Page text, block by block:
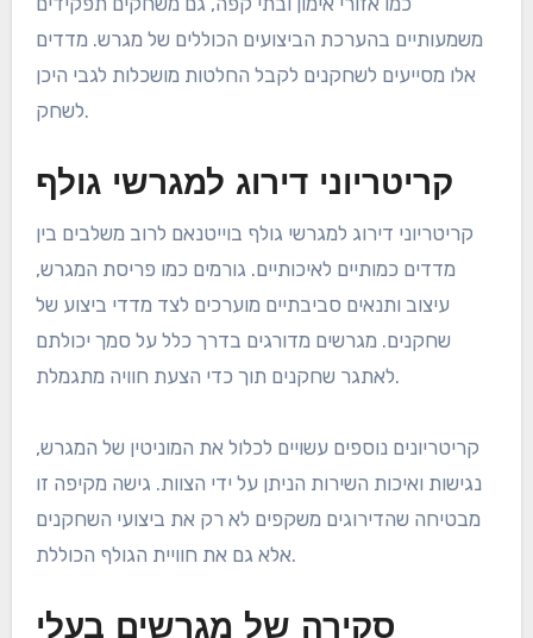
משמעותיים בהערכת הביצועים הכוללים של מגרש. מדדים
אלו מסייעים לשחקנים לקבל החלטות מושכלות לגבי היכן
לשחק.
קריטריוני דירוג למגרשי גולף
קריטריוני דירוג למגרשי גולף בוייטנאם לרוב משלבים בין
מדדים כמותיים לאיכותיים. גורמים כמו פריסת המגרש,
עיצוב ותנאים סביבתיים מוערכים לצד מדדי ביצוע של
שחקנים. מגרשים מדורגים בדרך כלל על סמך יכולתם
לאתגר שחקנים תוך כדי הצעת חוויה מתגמלת.
קריטריונים נוספים עשויים לכלול את המוניטין של המגרש,
נגישות ואיכות השירות הניתן על ידי הצוות. גישה מקיפה זו
מבטיחה שהדירוגים משקפים לא רק את ביצועי השחקנים
אלא גם את חוויית הגולף הכוללת.
סקירה של מגרשים בעלי